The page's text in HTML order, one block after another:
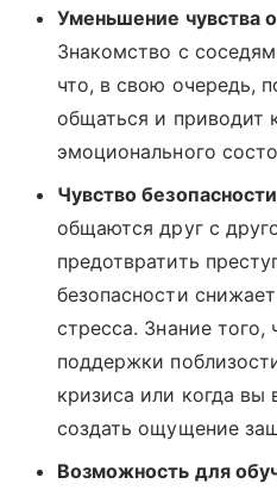
Уменьшение чувства
Знакомство с
что, в свою очередь,
общаться и приводит
эмоционального
Чувство
общаются друг с
предотвратить
безопасности
стресса. Знание того,
поддержки
кризиса или когда вы
создать ощущение
Возможность для